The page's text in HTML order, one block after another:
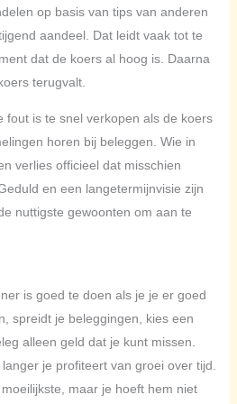
op basis van tips van anderen
aandeel. Dat leidt vaak tot te
dat de koers al hoog is. Daarna
terugvalt.
fout is te snel verkopen als de koers
horen bij beleggen. Wie in
verlies officieel dat misschien
en een langetermijnvisie zijn
nuttigste gewoonten om aan te
is goed te doen als je je er goed
spreidt je beleggingen, kies een
alleen geld dat je kunt missen.
je profiteert van groei over tijd.
maar je hoeft hem niet